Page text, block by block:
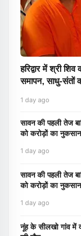
हरिद्वार में श्री
समापन, साधु-संतों
1 day ago
सावन की पहली तेज
को करोड़ों का नुकसान
1 day ago
सावन की पहली तेज
को करोड़ों का नुकसान
1 day ago
नूंह के सीलखो गांव में